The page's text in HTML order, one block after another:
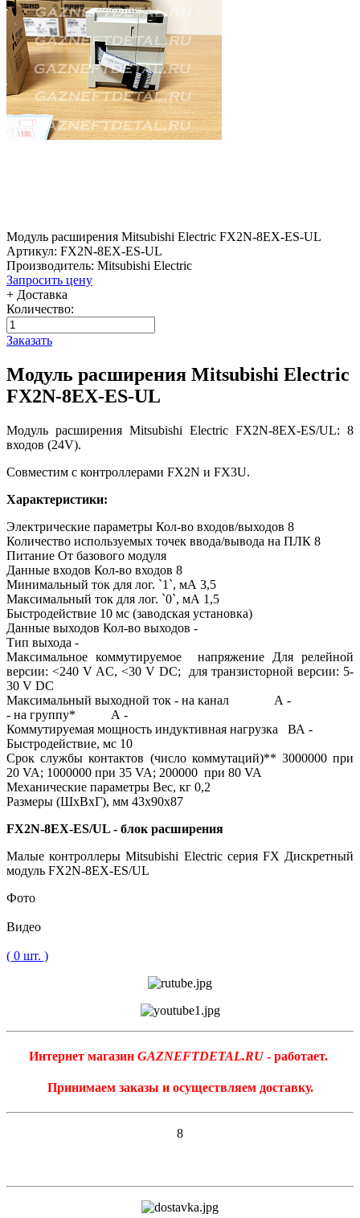
Модуль расширения Mitsubishi Electric FX2N-8EX-ES-UL
Артикул: FX2N-8EX-ES-UL
Производитель: Mitsubishi Electric
Запросить цену
+ Доставка
Количество:
Заказать
Модуль расширения Mitsubishi Electric
FX2N-8EX-ES-UL
Модуль расширения Mitsubishi Electric FX2N-8EX-ES/UL: 8
входов (24V).
Совместим с контроллерами FX2N и FX3U.
Характеристики:
Электрические параметры Кол-во входов/выходов 8
Количество используемых точек ввода/вывода на ПЛК 8
Питание От базового модуля
Данные входов Кол-во входов 8
Минимальный ток для лог. `1`, мА 3,5
Максимальный ток для лог. `0`, мА 1,5
Быстродействие 10 мс (заводская установка)
Данные выходов Кол-во выходов -
Тип выхода -
Максимальное коммутируемое напряжение Для релейной
версии: <240 V AC, <30 V DC; для транзисторной версии: 5-
30 V DC
Максимальный выходной ток - на канал А -
- на группу* А -
Коммутируемая мощность индуктивная нагрузка ВА -
Быстродействие, мс 10
Срок службы контактов (число коммутаций)** 3000000 при
20 VA; 1000000 при 35 VA; 200000 при 80 VA
Механические параметры Вес, кг 0,2
Размеры (ШхВхГ), мм 43х90х87
FX2N-8EX-ES/UL - блок расширения
Малые контроллеры Mitsubishi Electric серия FX Дискретный
модуль FX2N-8EX-ES/UL
Фото
Видео
( 0 шт. )
Интернет магазин GAZNEFTDETAL.RU- работает.
Принимаем заказы и осуществляем доставку.
8